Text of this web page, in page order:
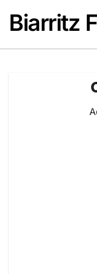
contenu
Biarritz